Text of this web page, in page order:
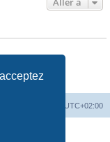
UTC+02:00
Limited